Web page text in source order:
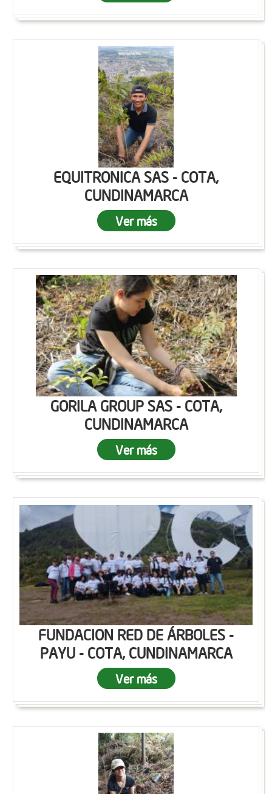
EQUITRONICA SAS - COTA,
CUNDINAMARCA
Ver más
GORILA GROUP SAS - COTA,
CUNDINAMARCA
Ver más
FUNDACION RED DE ÁRBOLES -
PAYU - COTA, CUNDINAMARCA
Ver más